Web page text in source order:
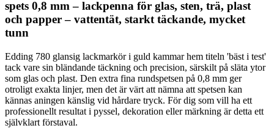
spets 0,8 mm – lackpenna för glas, sten, trä, plast
och papper – vattentät, starkt täckande, mycket
tunn
Edding 780 glansig lackmarkör i guld kammar hem titeln 'bäst i test'
tack vare sin bländande täckning och precision, särskilt på släta ytor
som glas och plast. Den extra fina rundspetsen på 0,8 mm ger
otroligt exakta linjer, men det är värt att nämna att spetsen kan
kännas aningen känslig vid hårdare tryck. För dig som vill ha ett
professionellt resultat i pyssel, dekoration eller märkning är detta ett
självklart förstaval.